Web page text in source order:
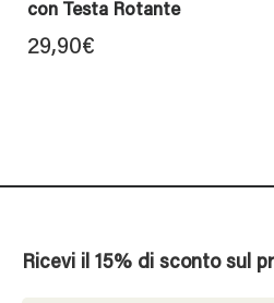
con Testa Rotante
29,90€
Ricevi il 15% di sconto sul